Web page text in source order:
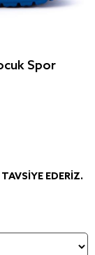
Spor
EDERIZ.